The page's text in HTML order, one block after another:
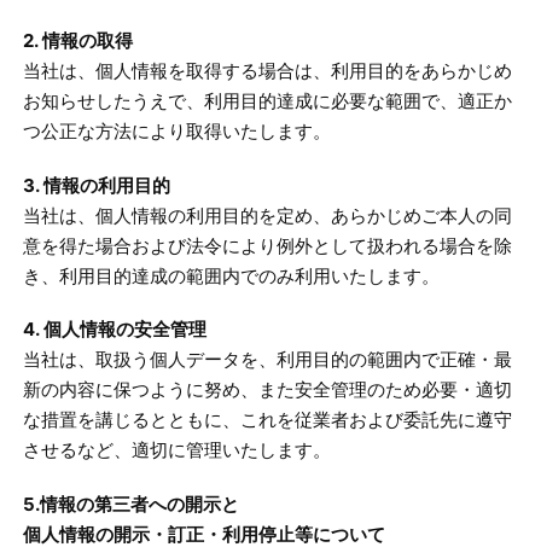
2. 情報の取得
当社は、個人情報を取得する場合は、利用目的をあらかじめ
お知らせしたうえで、利用目的達成に必要な範囲で、適正か
つ公正な方法により取得いたします。
3. 情報の利用目的
当社は、個人情報の利用目的を定め、あらかじめご本人の同
意を得た場合および法令により例外として扱われる場合を除
き、利用目的達成の範囲内でのみ利用いたします。
4. 個人情報の安全管理
当社は、取扱う個人データを、利用目的の範囲内で正確・最
新の内容に保つように努め、また安全管理のため必要・適切
な措置を講じるとともに、これを従業者および委託先に遵守
させるなど、適切に管理いたします。
5.情報の第三者への開示と
個人情報の開示・訂正・利用停止等について